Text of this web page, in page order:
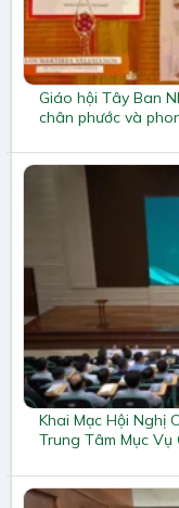
Giáo hội Tây Ban
chân phước và
Khai Mạc Hội Nghị
Trung Tâm Mục Vụ